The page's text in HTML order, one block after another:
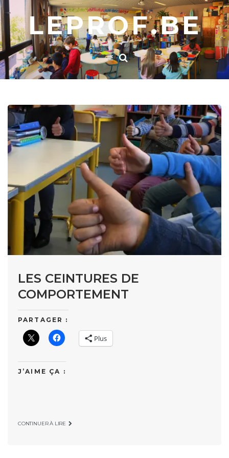
LEPROF.BE
LES CEINTURES DE
COMPORTEMENT
PARTAGER :
Plus
J’AIME ÇA :
CONTINUER À LIRE